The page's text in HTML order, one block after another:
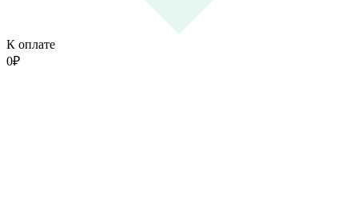
К оплате
0₽